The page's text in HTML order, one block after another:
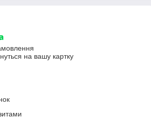
на вашу картку